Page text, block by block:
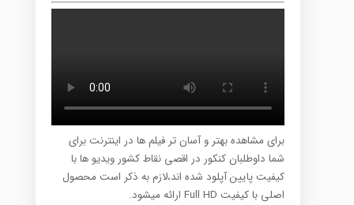
برای مشاهده بهتر و آسان تر فیلم ها در اینترنت برای
شما داوطلبان کنکور در اقصی نقاط کشور ویدیو ها با
کیفیت پایین آپلود شده اند،لازم به ذکر است محصول
اصلی با کیفیت Full HD ارائه میشود.